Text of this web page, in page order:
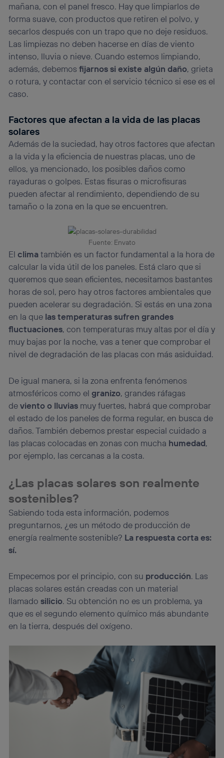
mañana, con el panel fresco. Hay que limpiarlos de
forma suave, con productos que retiren el polvo, y
secarlos después con un trapo que no deje residuos.
Las limpiezas no deben hacerse en días de viento
intenso, lluvia o nieve. Cuando estemos limpiando,
además, debemos fijarnos si existe algún daño, grieta
o rotura, y contactar con el servicio técnico si ese es el
caso.
Factores que afectan a la vida de las placas
solares
Además de la suciedad, hay otros factores que afectan
a la vida y la eficiencia de nuestras placas, uno de
ellos, ya mencionado, los posibles daños como
rayaduras o golpes. Estas fisuras o microfisuras
pueden afectar al rendimiento, dependiendo de su
tamaño o la zona en la que se encuentren.
Fuente: Envato
Elclimatambién es un factor fundamental a la hora de
calcular la vida útil de los paneles. Está claro que si
queremos que sean eficientes, necesitamos bastantes
horas de sol, pero hay otros factores ambientales que
pueden acelerar su degradación. Si estás en una zona
en la que las temperaturas sufren grandes
fluctuaciones, con temperaturas muy altas por el día y
muy bajas por la noche, vas a tener que comprobar el
nivel de degradación de las placas con más asiduidad.
De igual manera, si la zona enfrenta fenómenos
atmosféricos como elgranizo, grandes ráfagas
deviento o lluvias muy fuertes, habrá que comprobar
el estado de los paneles de forma regular, en busca de
daños. También debemos prestar especial cuidado a
las placas colocadas en zonas con mucha humedad,
por ejemplo, las cercanas a la costa.
¿Las placas solares son realmente
sostenibles?
Sabiendo toda esta información, podemos
preguntarnos, ¿es un método de producción de
energía realmente sostenible? La respuesta corta es:
sí.
Empecemos por el principio, con su producción. Las
placas solares están creadas con un material
llamadosilicio. Su obtención no es un problema, ya
que es el segundo elemento químico más abundante
en la tierra, después del oxígeno.